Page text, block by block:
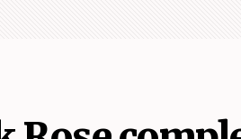
Zezé vistoria